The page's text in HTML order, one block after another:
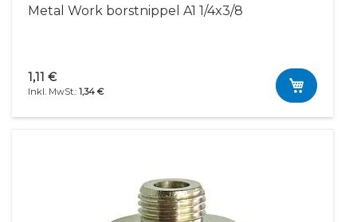
Metal Work borstnippel A1 1/4x3/8
1,34 €
1,11 €